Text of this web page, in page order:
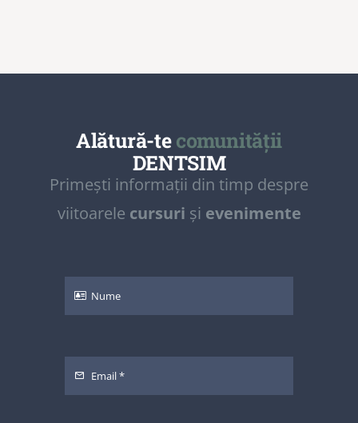
Alătură-te comunității
DENTSIM
Primești informații din timp despre
viitoarele cursuri și evenimente